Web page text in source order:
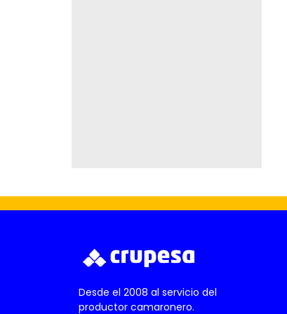
Desde el 2008 al servicio del
productor camaronero.